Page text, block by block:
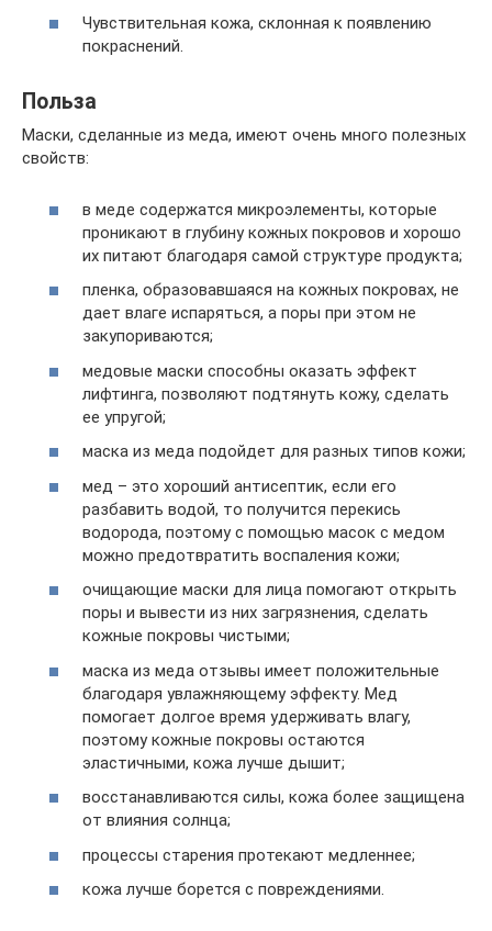
Чувствительная кожа, склонная к появлению
покраснений.
Польза
Маски, сделанные из меда, имеют очень много полезных
свойств:
в меде содержатся микроэлементы, которые
проникают в глубину кожных покровов и хорошо
их питают благодаря самой структуре продукта;
пленка, образовавшаяся на кожных покровах, не
дает влаге испаряться, а поры при этом не
закупориваются;
медовые маски способны оказать эффект
лифтинга, позволяют подтянуть кожу, сделать
ее упругой;
маска из меда подойдет для разных типов кожи;
мед – это хороший антисептик, если его
разбавить водой, то получится перекись
водорода, поэтому с помощью масок с медом
можно предотвратить воспаления кожи;
очищающие маски для лица помогают открыть
поры и вывести из них загрязнения, сделать
кожные покровы чистыми;
маска из меда отзывы имеет положительные
благодаря увлажняющему эффекту. Мед
помогает долгое время удерживать влагу,
поэтому кожные покровы остаются
эластичными, кожа лучше дышит;
восстанавливаются силы, кожа более защищена
от влияния солнца;
процессы старения протекают медленнее;
кожа лучше борется с повреждениями.